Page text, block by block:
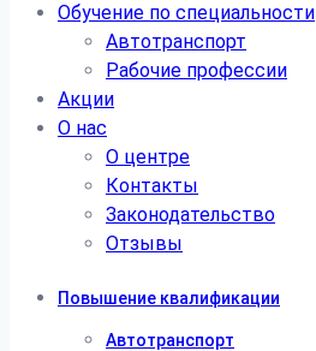
Обучение по специальности
Автотранспорт
Рабочие профессии
Акции
О нас
О центре
Контакты
Законодательство
Отзывы
Повышение квалификации
Автотранспорт